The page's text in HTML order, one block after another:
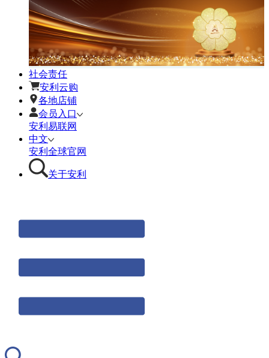
社会责任
安利云购
各地店铺
会员入口
安利易联网
中文
安利全球官网
关于安利